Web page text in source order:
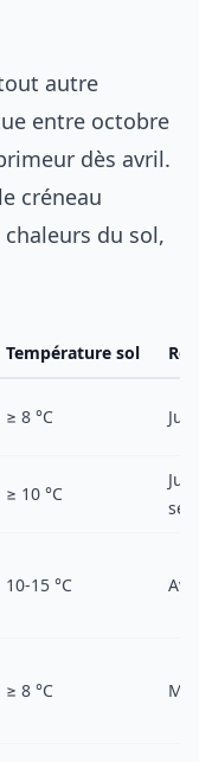
autre
entre octobre
dès avril.
créneau
du sol,
Température sol
≥ 8 °C
≥ 10 °C
10-15 °C
≥ 8 °C